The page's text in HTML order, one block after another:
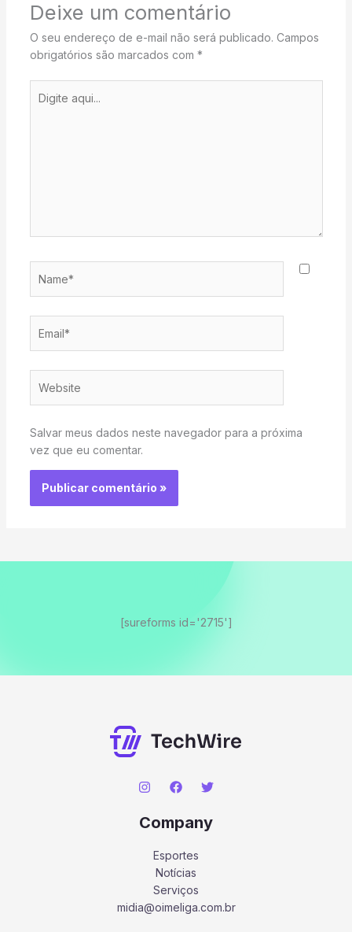
Deixe um comentário
O seu endereço de e-mail não será publicado. Campos
obrigatórios são marcados com *
aqui...
Salvar meus dados neste navegador para a próxima
vez que eu comentar.
[sureforms id='2715']
Company
Esportes
Notícias
Serviços
midia@oimeliga.com.br